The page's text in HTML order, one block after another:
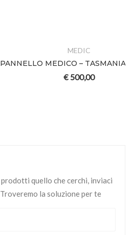
– TASMANIAN TIGER
quello che cerchi, inviaci
la soluzione per te